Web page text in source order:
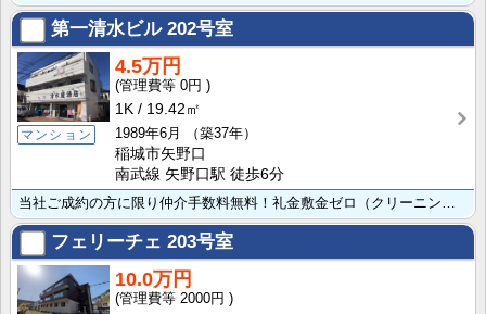
第一清水ビル202号室
マンション
4.5万円
0円
1K
19.42㎡
1989年6月
（築37年）
稲城市矢野口
南武線 矢野口駅 徒歩6分
当社ご成約の方に限り仲介手数料無料！礼金敷金ゼロ（クリーニング代33,000円退去時償却)！京王線、･･･
フェリーチェ 203号室
10.0万円
2000円